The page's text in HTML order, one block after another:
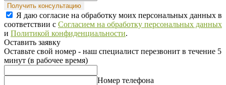
Получить консультацию
Я даю согласие на обработку моих персональных данных в
соответствии с Согласием на обработку персональных данных
и Политикой конфиденциальности.
Оставить заявку
Оставьте свой номер - наш специалист перезвонит в течение 5
минут (в рабочее время)
Номер телефона